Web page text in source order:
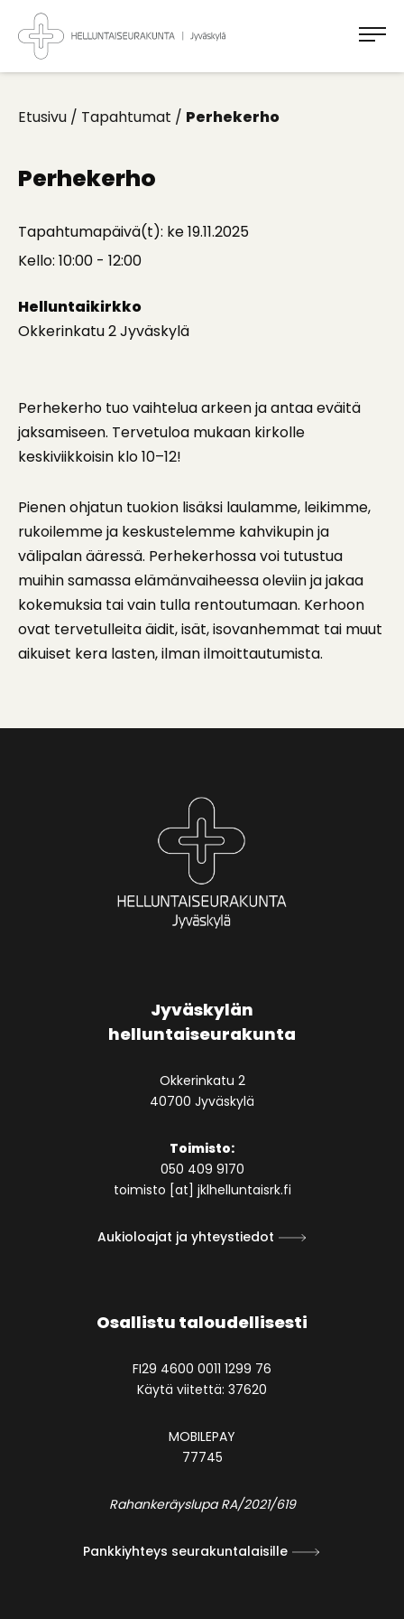
Takaisin
ylös
Jyväskylän
Helluntaiseurakunta
Koti
Etusivu / Tapahtumat / Perhekerho
Perhekerho
Tapahtumapäivä(t): ke 19.11.2025
Kello: 10:00 - 12:00
Helluntaikirkko
Okkerinkatu 2 Jyväskylä
Perhekerho tuo vaihtelua arkeen ja antaa eväitä
jaksamiseen. Tervetuloa mukaan kirkolle
keskiviikkoisin klo 10–12!
Pienen ohjatun tuokion lisäksi laulamme, leikimme,
rukoilemme ja keskustelemme kahvikupin ja
välipalan ääressä. Perhekerhossa voi tutustua
muihin samassa elämänvaiheessa oleviin ja jakaa
kokemuksia tai vain tulla rentoutumaan. Kerhoon
ovat tervetulleita äidit, isät, isovanhemmat tai muut
aikuiset kera lasten, ilman ilmoittautumista.
Jyväskylän
helluntaiseurakunta
Okkerinkatu 2
40700 Jyväskylä
Toimisto:
050 409 9170
toimisto [at] jklhelluntaisrk.fi
Aukioloajat ja yhteystiedot
Osallistu taloudellisesti
FI29 4600 0011 1299 76
Käytä viitettä: 37620
MOBILEPAY
77745
Rahankeräyslupa RA/2021/619
Pankkiyhteys seurakuntalaisille